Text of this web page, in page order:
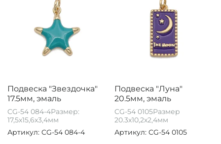
Подвеска "Звездочка"
17.5мм, эмаль
CG-54 084-4Размер:
17,5х15,6х3,4мм
Артикул: CG-54 084-4
Подвеска "Луна"
20.5мм, эмаль
CG-54 0105Размер
20.3х10,2х2,4мм
Артикул: CG-54 0105